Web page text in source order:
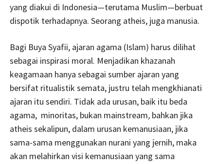
yang diakui di Indonesia—terutama Muslim—berbuat
dispotik terhadapnya. Seorang atheis, juga manusia.
Bagi Buya Syafii, ajaran agama (Islam) harus dilihat
sebagai inspirasi moral. Menjadikan khazanah
keagamaan hanya sebagai sumber ajaran yang
bersifat ritualistik semata, justru telah mengkhianati
ajaran itu sendiri. Tidak ada urusan, baik itu beda
agama, minoritas, bukan mainstream, bahkan jika
atheis sekalipun, dalam urusan kemanusiaan, jika
sama-sama menggunakan nurani yang jernih, maka
akan melahirkan visi kemanusiaan yang sama